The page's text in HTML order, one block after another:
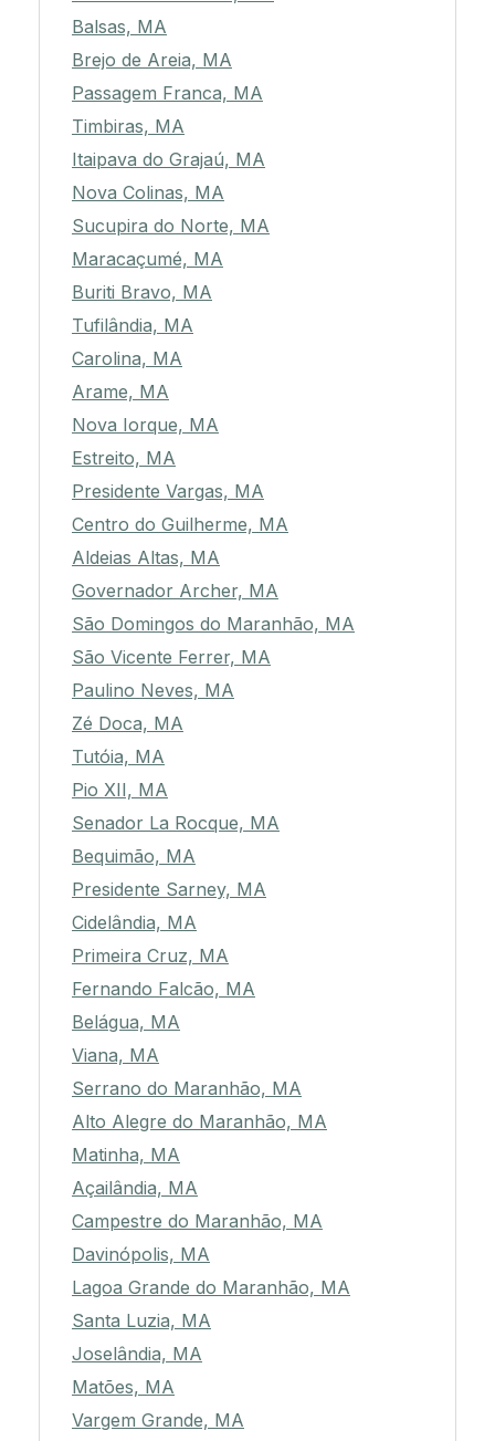
Balsas, MA
Brejo de Areia, MA
Passagem Franca, MA
Timbiras, MA
Itaipava do Grajaú, MA
Nova Colinas, MA
Sucupira do Norte, MA
Maracaçumé, MA
Buriti Bravo, MA
Tufilândia, MA
Carolina, MA
Arame, MA
Nova Iorque, MA
Estreito, MA
Presidente Vargas, MA
Centro do Guilherme, MA
Aldeias Altas, MA
Governador Archer, MA
São Domingos do Maranhão, MA
São Vicente Ferrer, MA
Paulino Neves, MA
Zé Doca, MA
Tutóia, MA
Pio XII, MA
Senador La Rocque, MA
Bequimão, MA
Presidente Sarney, MA
Cidelândia, MA
Primeira Cruz, MA
Fernando Falcão, MA
Belágua, MA
Viana, MA
Serrano do Maranhão, MA
Alto Alegre do Maranhão, MA
Matinha, MA
Açailândia, MA
Campestre do Maranhão, MA
Davinópolis, MA
Lagoa Grande do Maranhão, MA
Santa Luzia, MA
Joselândia, MA
Matões, MA
Vargem Grande, MA